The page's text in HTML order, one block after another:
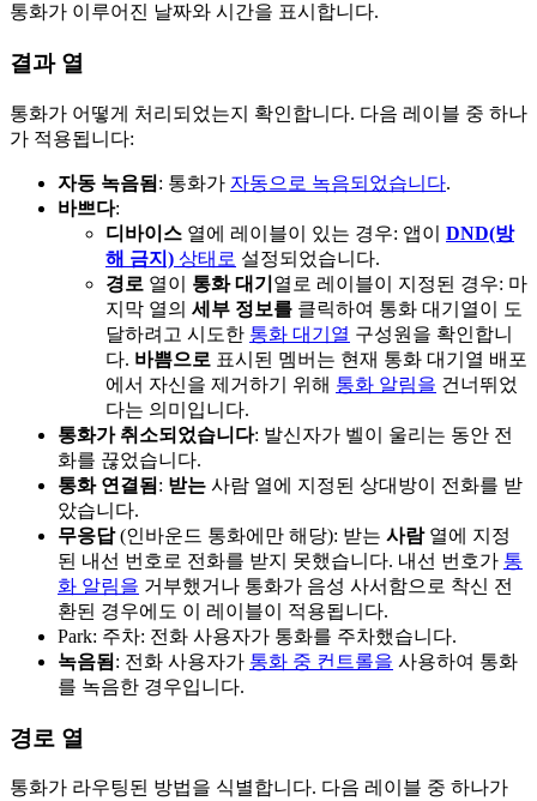
통화가 이루어진 날짜와 시간을 표시합니다.
결과 열
통화가 어떻게 처리되었는지 확인합니다. 다음 레이블 중 하나
가 적용됩니다:
자동 녹음됨 : 통화가 자동으로 녹음되었습니다.
바쁘다:
디바이스 열에 레이블이 있는 경우: 앱이 DND(방
해 금지) 상태로 설정되었습니다.
경로 열이 통화 대기 열로 레이블이 지정된 경우: 마
지막 열의 세부 정보를 클릭하여 통화 대기열이 도
달하려고 시도한 통화 대기열 구성원을 확인합니
다. 바쁨으로 표시된 멤버는 현재 통화 대기열 배포
에서 자신을 제거하기 위해 통화 알림을 건너뛰었
다는 의미입니다.
통화가 취소되었습니다: 발신자가 벨이 울리는 동안 전
화를 끊었습니다.
통화 연결됨 : 받는 사람 열에 지정된 상대방이 전화를 받
았습니다.
무응답(인바운드 통화에만 해당): 받는 사람열에 지정
된 내선 번호로 전화를 받지 못했습니다. 내선 번호가 통
화 알림을 거부했거나 통화가 음성 사서함으로 착신 전
환된 경우에도 이 레이블이 적용됩니다.
Park: 주차: 전화 사용자가 통화를 주차했습니다.
녹음됨 : 전화 사용자가 통화 중 컨트롤을 사용하여 통화
를 녹음한 경우입니다.
경로 열
통화가 라우팅된 방법을 식별합니다. 다음 레이블 중 하나가